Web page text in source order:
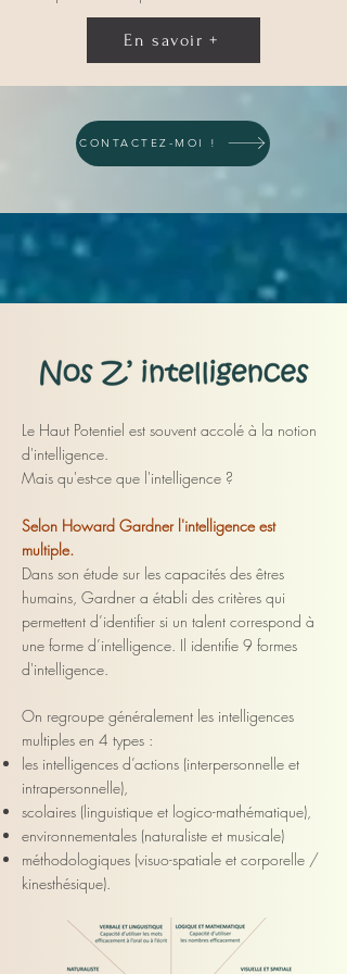
En savoir +
CONTACTEZ-MOI !
Le Haut Potentiel est souvent accolé à la notion
d'intelligence.
Mais qu'est-ce que l'intelligence ?
Selon Howard Gardner l'intelligence est
multiple.
Dans son étude sur les capacités des êtres
humains, Gardner a établi des critères qui
permettent d’identifier si un talent correspond à
une forme d’intelligence. Il identifie 9 formes
d'intelligence.
On regroupe généralement les intelligences
multiples en 4 types :
les intelligences d’actions (interpersonnelle et
intrapersonnelle),
scolaires (linguistique et logico-mathématique),
environnementales (naturaliste et musicale)
méthodologiques (visuo-spatiale et corporelle /
kinesthésique).